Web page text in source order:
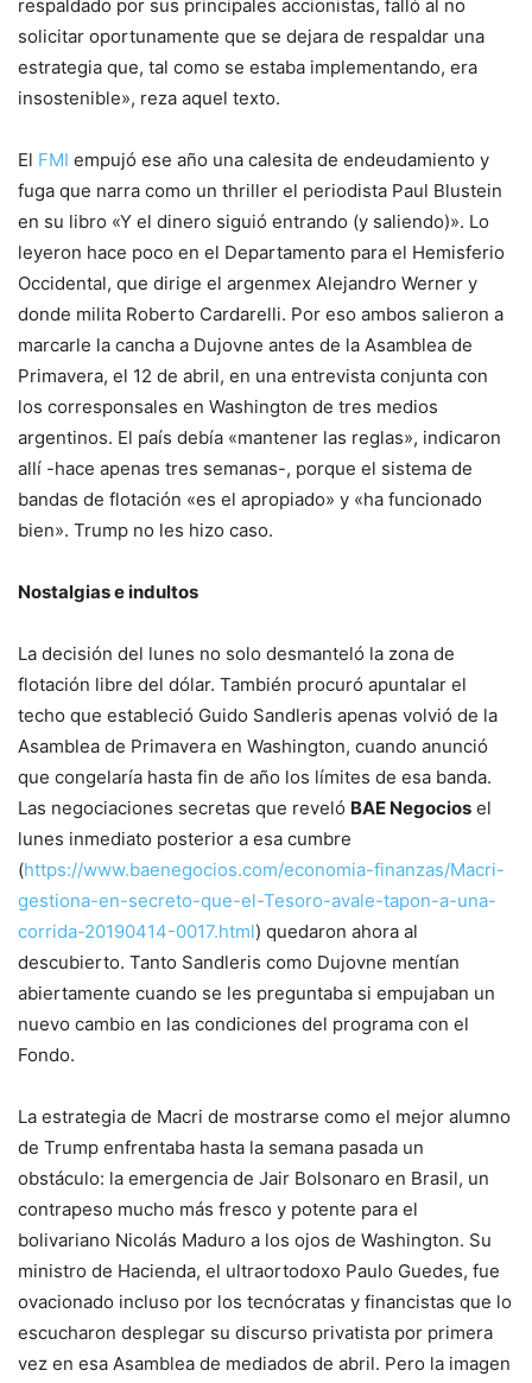
respaldado por sus principales accionistas, falló al no
solicitar oportunamente que se dejara de respaldar una
estrategia que, tal como se estaba implementando, era
insostenible», reza aquel texto.
El FMI empujó ese año una calesita de endeudamiento y
fuga que narra como un thriller el periodista Paul Blustein
en su libro «Y el dinero siguió entrando (y saliendo)». Lo
leyeron hace poco en el Departamento para el Hemisferio
Occidental, que dirige el argenmex Alejandro Werner y
donde milita Roberto Cardarelli. Por eso ambos salieron a
marcarle la cancha a Dujovne antes de la Asamblea de
Primavera, el 12 de abril, en una entrevista conjunta con
los corresponsales en Washington de tres medios
argentinos. El país debía «mantener las reglas», indicaron
allí -hace apenas tres semanas-, porque el sistema de
bandas de flotación «es el apropiado» y «ha funcionado
bien». Trump no les hizo caso.
Nostalgias e indultos
La decisión del lunes no solo desmanteló la zona de
flotación libre del dólar. También procuró apuntalar el
techo que estableció Guido Sandleris apenas volvió de la
Asamblea de Primavera en Washington, cuando anunció
que congelaría hasta fin de año los límites de esa banda.
Las negociaciones secretas que reveló BAE Negocios el
lunes inmediato posterior a esa cumbre
(https://www.baenegocios.com/economia-finanzas/Macri-
gestiona-en-secreto-que-el-Tesoro-avale-tapon-a-una-
corrida-20190414-0017.html) quedaron ahora al
descubierto. Tanto Sandleris como Dujovne mentían
abiertamente cuando se les preguntaba si empujaban un
nuevo cambio en las condiciones del programa con el
Fondo.
La estrategia de Macri de mostrarse como el mejor alumno
de Trump enfrentaba hasta la semana pasada un
obstáculo: la emergencia de Jair Bolsonaro en Brasil, un
contrapeso mucho más fresco y potente para el
bolivariano Nicolás Maduro a los ojos de Washington. Su
ministro de Hacienda, el ultraortodoxo Paulo Guedes, fue
ovacionado incluso por los tecnócratas y financistas que lo
escucharon desplegar su discurso privatista por primera
vez en esa Asamblea de mediados de abril. Pero la imagen